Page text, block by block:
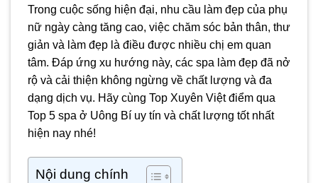
Trong cuộc sống hiện đại, nhu cầu làm đẹp của phụ
nữ ngày càng tăng cao, việc chăm sóc bản thân, thư
giản và làm đẹp là điều được nhiều chị em quan
tâm. Đáp ứng xu hướng này, các spa làm đẹp đã nở
rộ và cải thiện không ngừng về chất lượng và đa
dạng dịch vụ. Hãy cùng Top Xuyên Việt điểm qua
Top 5 spa ở Uông Bí uy tín và chất lượng tốt nhất
hiện nay nhé!
Nội dung chính